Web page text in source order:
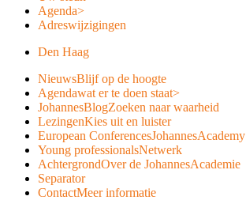
Agenda>
Adreswijzigingen
Den Haag
NieuwsBlijf op de hoogte
Agendawat er te doen staat>
JohannesBlogZoeken naar waarheid
LezingenKies uit en luister
European ConferencesJohannesAcademy
Young professionalsNetwerk
AchtergrondOver de JohannesAcademie
Separator
ContactMeer informatie